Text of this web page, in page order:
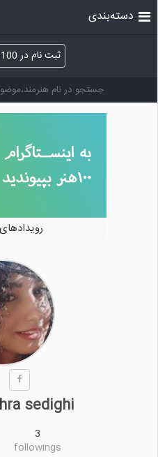
ثبت نام در 100 هنر
دسته‌بندی
خرید و
sedighi
3
followings